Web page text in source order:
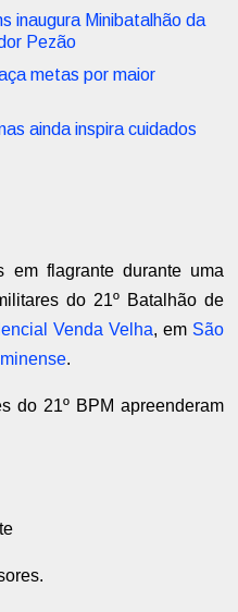
inaugura Minibatalhão da
Pezão
metas por maior
ainda inspira cuidados
em flagrante durante uma
do 21º Batalhão de
Venda Velha, em São
.
do 21º BPM apreenderam